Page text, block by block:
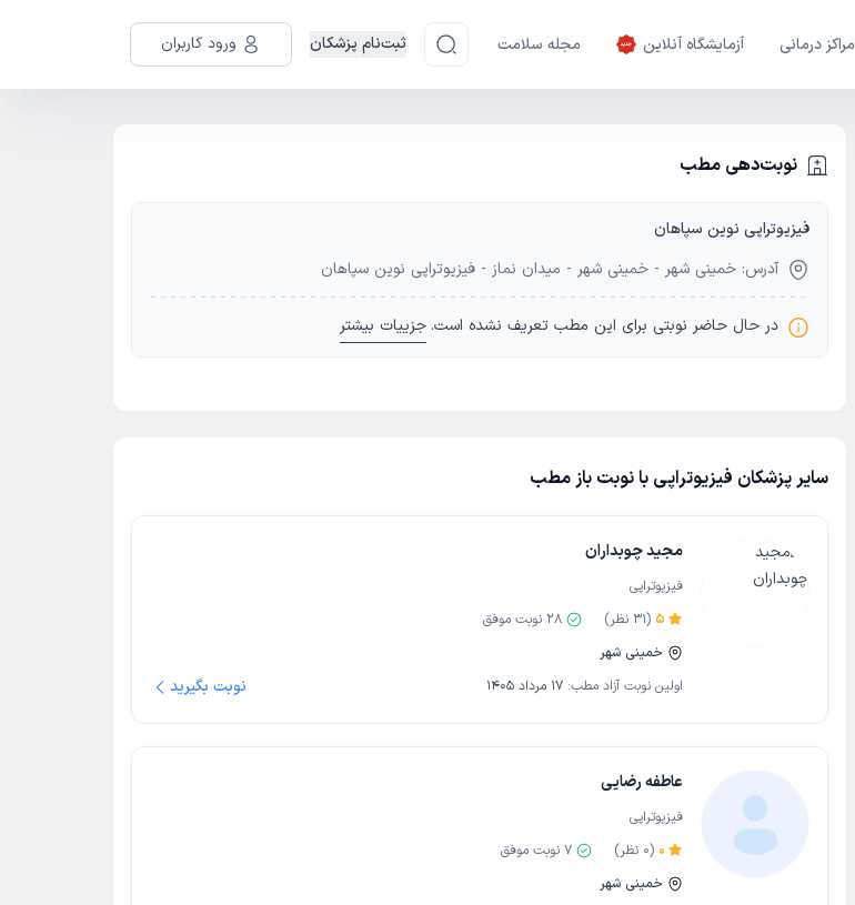
مراکز درمانی آزمایشگاه آنلاین مجله سلامت ثبت‌نام پزشکان ورود کاربران
نوبت‌دهی مطب
فیزیوتراپی نوین سپاهان
آدرس: خمینی شهر - خمینی شهر - میدان نماز - فیزیوتراپی نوین سپاهان
در حال حاضر نوبتی برای این مطب تعریف نشده است. جزییات بیشتر
سایر پزشکان فیزیوتراپی با نوبت باز مطب
مجید چوبداران
فیزیوتراپی
5
(
31 نظر) 28 نوبت موفق
خمینی شهر
اولین نوبت آزاد مطب: 17 مرداد 1405 نوبت بگیرید
عاطفه رضایی
فیزیوتراپی
0
(
0 نظر) 7 نوبت موفق
خمینی شهر